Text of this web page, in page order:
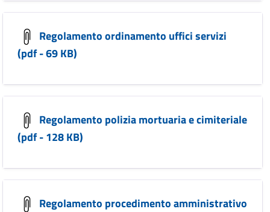
Regolamento ordinamento uffici servizi
(pdf - 69 KB)
Regolamento polizia mortuaria e cimiteriale
(pdf - 128 KB)
Regolamento procedimento amministrativo